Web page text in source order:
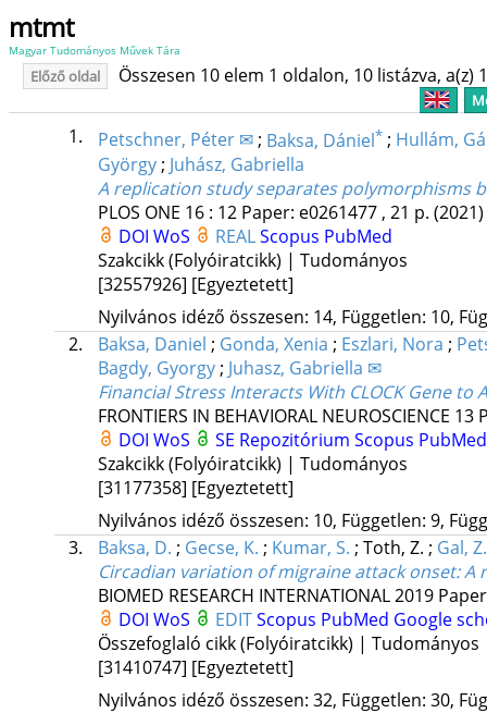
mtmt
Magyar Tudományos Művek Tára
Előző oldal Összesen 10 elem 1 oldalon, 10 listázva, a(z)
1. Petschner, Péter ✉; Baksa, Dániel* ; Hullám,
György ; Juhász, Gabriella
A replication study separates polymorphisms
PLOS ONE 16: 12 Paper: e0261477 , 21 p. (2021)
DOI WoS REALScopus PubMed
Szakcikk (Folyóiratcikk) | Tudományos
[32557926] [Egyeztetett]
Nyilvános idéző összesen: 14, Független: 10,
2.
Baksa, Daniel ; Gonda, Xenia ; Eszlari, Nora ;
Bagdy, Gyorgy ; Juhasz, Gabriella ✉
Financial Stress Interacts With CLOCK Gene to
FRONTIERS IN BEHAVIORAL NEUROSCIENCE 13
DOI WoS SE Repozitórium Scopus PubMed
Szakcikk (Folyóiratcikk) | Tudományos
[31177358] [Egyeztetett]
Nyilvános idéző összesen: 10, Független: 9,
3.
Baksa, D. ; Gecse, K. ; Kumar, S. ; Toth, Z. ; Gal, Z.
Circadian variation of migraine attack onset: A
BIOMED RESEARCH INTERNATIONAL2019
DOI WoS EDITScopus PubMed Google
Összefoglaló cikk (Folyóiratcikk) | Tudományos
[31410747] [Egyeztetett]
Nyilvános idéző összesen: 32, Független: 30,